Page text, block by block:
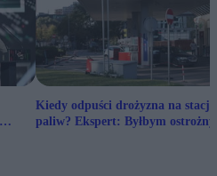
Kiedy odpuści drożyzna na
paliw? Ekspert: Byłbym ostrożny